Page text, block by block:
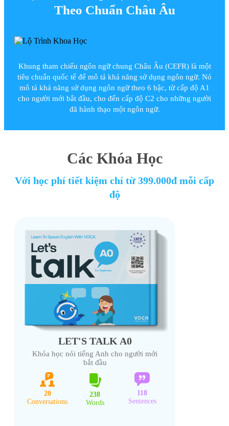
Theo Chuẩn Châu Âu
Khung tham chiếu ngôn ngữ chung Châu Âu (CEFR) là một
tiêu chuẩn quốc tế để mô tả khả năng sử dụng ngôn ngữ. Nó
mô tả khả năng sử dụng ngôn ngữ theo 6 bậc, từ cấp độ A1
cho người mới bắt đầu, cho đến cấp độ C2 cho những người
đã hành thạo một ngôn ngữ.
Các Khóa Học
Với học phí tiết kiệm chỉ từ 399.000đ mỗi cấp
độ
LET'S TALK A0
Khóa học nói tiếng Anh cho người mới
bắt đầu
20
Conversations
238
Words
118
Sentences